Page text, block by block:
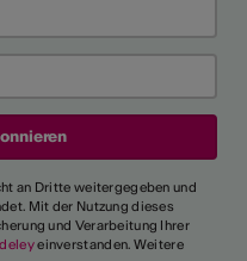
an Dritte weitergegeben und
Mit der Nutzung dieses
und Verarbeitung Ihrer
einverstanden. Weitere